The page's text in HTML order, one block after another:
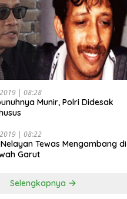
| 08:28
Munir, Polri Didesak
| 08:22
Tewas Mengambang di
Garut
Selengkapnya